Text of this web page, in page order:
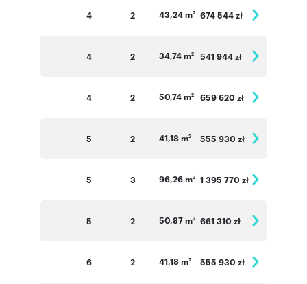
4 2 43,24 m2 674 544 zł
4 2 34,74 m2 541 944 zł
4 2 50,74 m2 659 620 zł
5 2 41,18 m2 555 930 zł
5 3 96,26 m2 1 395 770 zł
5 2 50,87 m2 661 310 zł
6 2 41,18 m2 555 930 zł